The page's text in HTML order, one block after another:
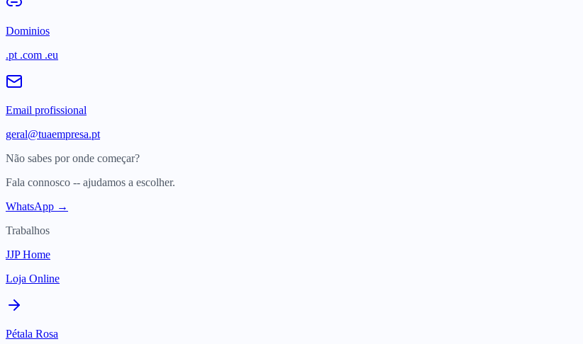
Dominios
.pt .com .eu
Email profissional
geral@tuaempresa.pt
Não sabes por onde começar?
Fala connosco -- ajudamos a escolher.
WhatsApp →
Trabalhos
JJP Home
Loja Online
Pétala Rosa